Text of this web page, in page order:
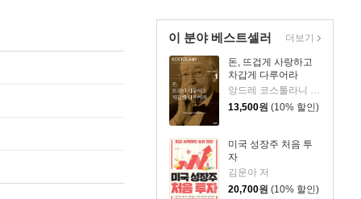
이 분야 베스트셀러
돈, 뜨겁게 사랑하고
차갑게 다루어라
앙드레 코스톨라니 저/한윤진 역
13,500원 (10% 할인)
미국 성장주 처음 투
자
김운아 저
20,700원 (10% 할인)
더보기